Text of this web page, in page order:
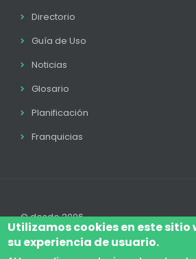
Directorio
Guía de Uso
Noticias
Glosario
Planificación
Franquicias
© desde 2006
Utilizamos cookies en este sitio
su experiencia de usuario.